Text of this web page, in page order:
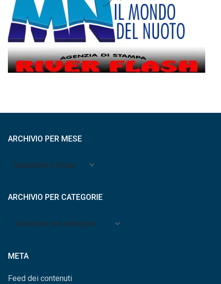
ARCHIVIO PER MESE
Archivio
ARCHIVIO PER CATEGORIE
Archivio
META
Feed dei contenuti